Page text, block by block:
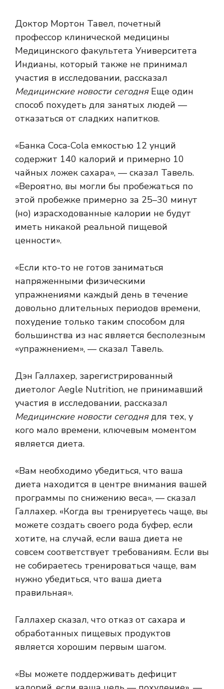
Доктор Мортон Тавел, почетный
профессор клинической медицины
Медицинского факультета Университета
Индианы, который также не принимал
участия в исследовании, рассказал
Медицинские новости сегодняЕще один
способ похудеть для занятых людей —
отказаться от сладких напитков.
«Банка Coca-Cola емкостью 12 унций
содержит 140 калорий и примерно 10
чайных ложек сахара», — сказал Тавель.
«Вероятно, вы могли бы пробежаться по
этой пробежке примерно за 25–30 минут
(но) израсходованные калории не будут
иметь никакой реальной пищевой
ценности».
«Если кто-то не готов заниматься
напряженными физическими
упражнениями каждый день в течение
довольно длительных периодов времени,
похудение только таким способом для
большинства из нас является бесполезным
«упражнением», — сказал Тавель.
Дэн Галлахер, зарегистрированный
диетолог Aegle Nutrition, не принимавший
участия в исследовании, рассказал
Медицинские новости сегоднядля тех, у
кого мало времени, ключевым моментом
является диета.
«Вам необходимо убедиться, что ваша
диета находится в центре внимания вашей
программы по снижению веса», — сказал
Галлахер. «Когда вы тренируетесь чаще, вы
можете создать своего рода буфер, если
хотите, на случай, если ваша диета не
совсем соответствует требованиям. Если вы
не собираетесь тренироваться чаще, вам
нужно убедиться, что ваша диета
правильная».
Галлахер сказал, что отказ от сахара и
обработанных пищевых продуктов
является хорошим первым шагом.
«Вы можете поддерживать дефицит